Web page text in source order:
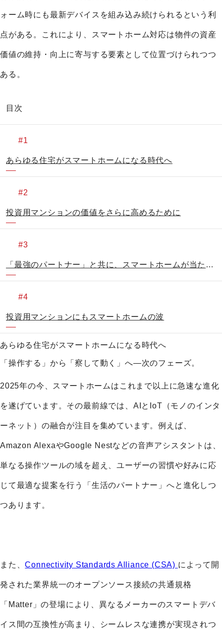
ォーム時にも最新デバイスを組み込み続けられるという利
点がある。これにより、スマートホーム対応は物件の資産
価値の維持・向上に寄与する要素として位置づけられつつ
ある。
目次
あらゆる住宅がスマートホームになる時代へ
投資用マンションの価値をさらに高めるために
「最強のパートナー」と共に、スマートホームが当たり前になる世界へ
投資用マンションにもスマートホームの波
あらゆる住宅がスマートホームになる時代へ
「操作する」から「察して動く」へ―次のフェーズ。
2025年の今、スマートホームはこれまで以上に急速な進化
を遂げています。その最前線では、AIとIoT（モノのインタ
ーネット）の融合が注目を集めています。例えば、
Amazon AlexaやGoogle Nestなどの音声アシスタントは、
単なる操作ツールの域を超え、ユーザーの習慣や好みに応
じて最適な提案を行う「生活のパートナー」へと進化しつ
つあります。
また、Connectivity Standards Alliance (CSA) によって開
発された業界統一のオープンソース接続の共通規格
「Matter」の登場により、異なるメーカーのスマートデバ
イス間の互換性が高まり、シームレスな連携が実現されつ